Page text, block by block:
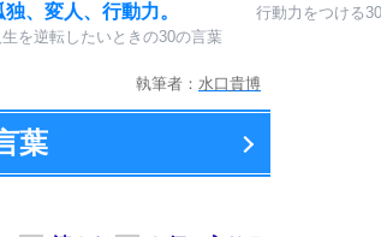
独、変人、行動力。
生を逆転したいときの30の言葉
行動力をつける
執筆者： 水口貴博
葉